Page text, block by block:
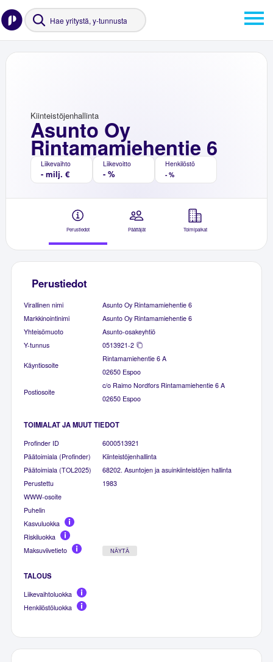
Asunto Oy
Rintamamiehentie 6
Kiinteistöjenhallinta
Liikevaihto
- milj. €
Liikevoitto
- %
Henkilöstö
- %
Perustiedot Päättäjät Toimipaikat
Perustiedot
Virallinen nimi
Asunto Oy Rintamamiehentie 6
Markkinointinimi
Asunto Oy Rintamamiehentie 6
Yhteisömuoto
Asunto-osakeyhtiö
Y-tunnus
0513921-2
Käyntiosoite
Rintamamiehentie 6 A
02650 Espoo
Postiosoite
c/o Raimo Nordfors Rintamamiehentie 6 A
02650 Espoo
TOIMIALAT JA MUUT TIEDOT
Profinder ID
6000513921
Päätoimiala (Profinder)
Kiinteistöjenhallinta
Päätoimiala (TOL2025)
68202. Asuntojen ja asuinkiinteistöjen hallinta
Perustettu
1983
WWW-osoite
Puhelin
Kasvuluokka
Riskiluokka
Maksuviivetieto
NÄYTÄ
TALOUS
Liikevaihtoluokka
Henkilöstöluokka